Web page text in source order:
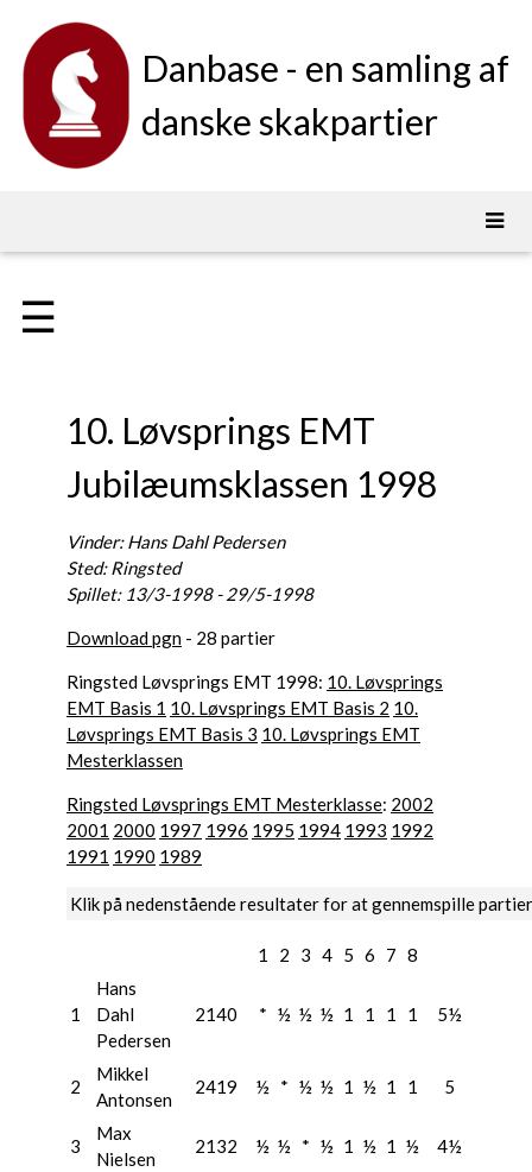
Danbase - en samling af
danske skakpartier
☰
10. Løvsprings EMT
Jubilæumsklassen 1998
Vinder: Hans Dahl Pedersen
Sted: Ringsted
Spillet: 13/3-1998 - 29/5-1998
Download pgn - 28 partier
Ringsted Løvsprings EMT 1998: 10. Løvsprings
EMT Basis 1 10. Løvsprings EMT Basis 2 10.
Løvsprings EMT Basis 3 10. Løvsprings EMT
Mesterklassen
Ringsted Løvsprings EMT Mesterklasse: 2002
2001 2000 1997 1996 1995 1994 1993 1992
1991 1990 1989
Klik på nedenstående resultater for at gennemspille partier
1 2 3 4 5 6 7 8
1
Hans
Dahl
Pedersen
2140 * ½ ½ ½ 1 1 1 1 5½
2
Mikkel
Antonsen
2419 ½ * ½ ½ 1 ½ 1 1 5
3
Max
Nielsen
2132 ½ ½ * ½ 1 ½ 1 ½ 4½